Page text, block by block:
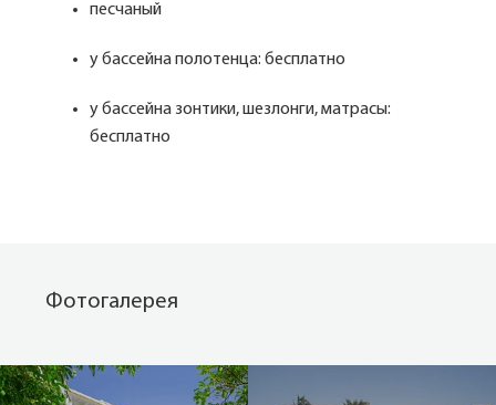
песчаный
у бассейна полотенца: бесплатно
у бассейна зонтики, шезлонги, матрасы:
бесплатно
Фотогалерея